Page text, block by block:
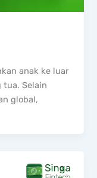
anak ke luar
tua. Selain
global,